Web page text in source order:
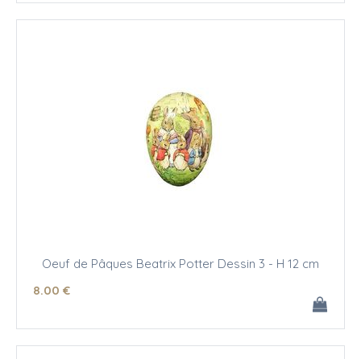
Oeuf de Pâques Beatrix Potter Dessin 3 - H 12 cm
8.00 €